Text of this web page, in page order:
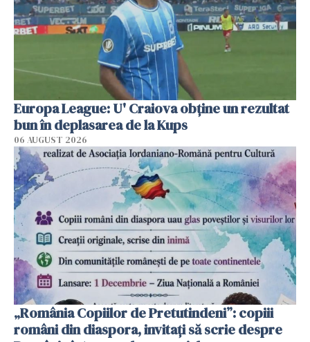
Europa League: U' Craiova obține un rezultat
bun în deplasarea de la Kups
06 AUGUST 2026
„România Copiilor de Pretutindeni”: copiii
români din diaspora, invitați să scrie despre